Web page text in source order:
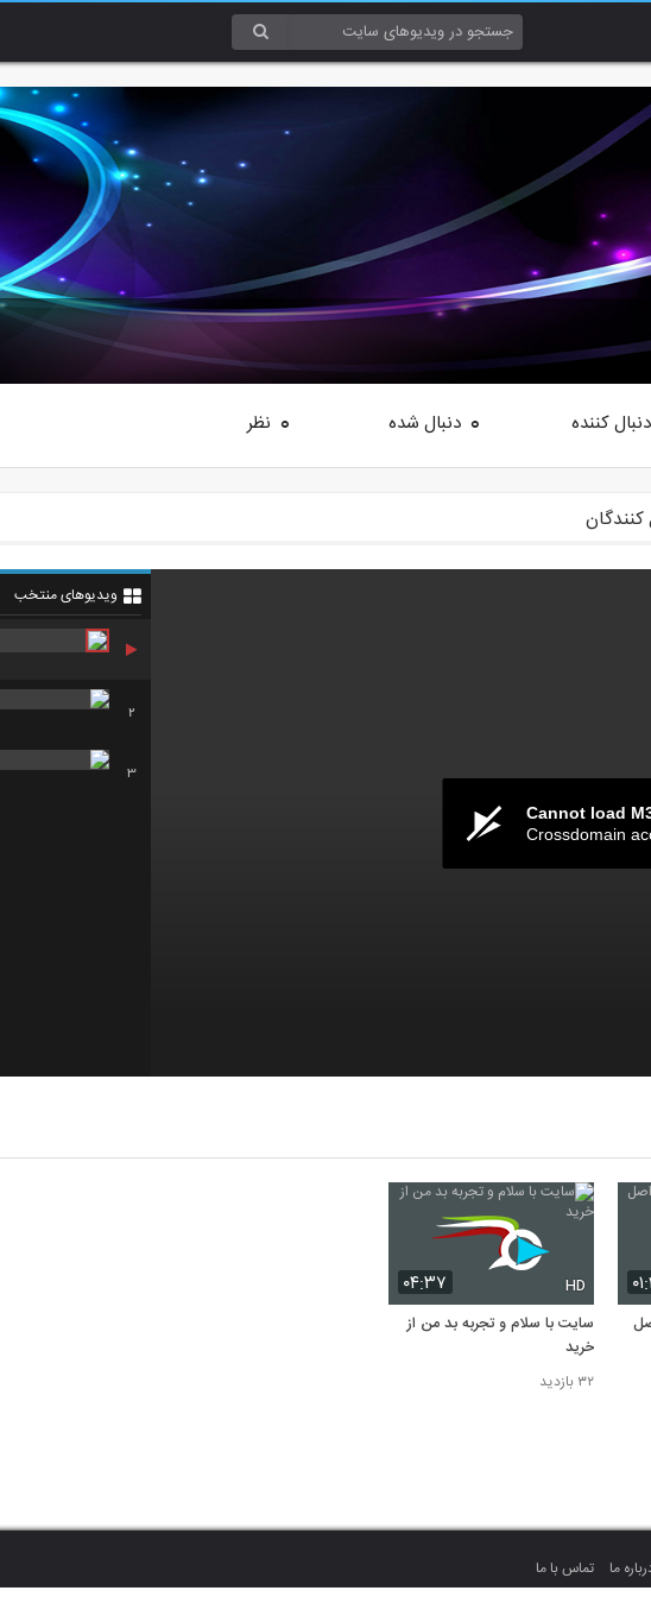
دنبال کننده 0 دنبال شده 0 نظر
کنندگان
Cannot load
Crossdomain
ویدیوهای منتخب
2
3
۰۴:۳۷ HD
سایت با سلام و تجربه بد من از
خرید
۳۲ بازدید
ما تماس با ما